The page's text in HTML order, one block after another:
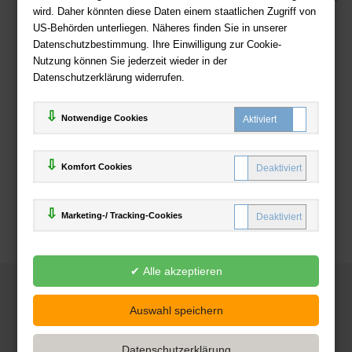
wird. Daher könnten diese Daten einem staatlichen Zugriff von
US-Behörden unterliegen. Näheres finden Sie in unserer
Datenschutzbestimmung. Ihre Einwilligung zur Cookie-
Nutzung können Sie jederzeit wieder in der
Datenschutzerklärung widerrufen.
Notwendige Cookies
Komfort Cookies
Marketing-/ Tracking-Cookies
Zahlweisen
Deutsche-Buchhandlung.de
www.deutsche-buchhandlung.de ist ein Angebot der
Handelsgesellschaft mbH
Powered by Inooga